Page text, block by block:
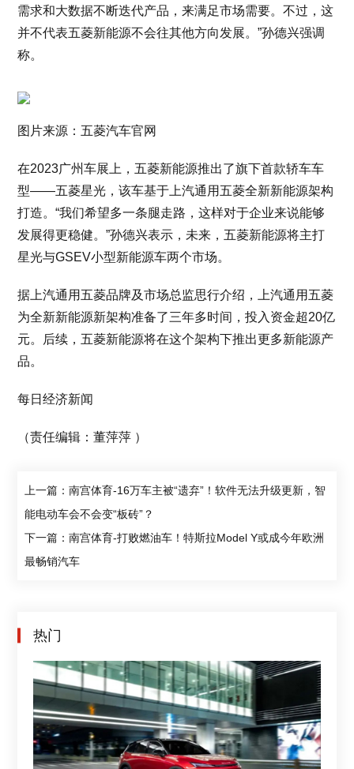
需求和大数据不断迭代产品，来满足市场需要。不过，这
并不代表五菱新能源不会往其他方向发展。”孙德兴强调
称。
图片来源：五菱汽车官网
在2023广州车展上，五菱新能源推出了旗下首款轿车车
型——五菱星光，该车基于上汽通用五菱全新新能源架构
打造。“我们希望多一条腿走路，这样对于企业来说能够
发展得更稳健。”孙德兴表示，未来，五菱新能源将主打
星光与GSEV小型新能源车两个市场。
据上汽通用五菱品牌及市场总监思行介绍，上汽通用五菱
为全新新能源新架构准备了三年多时间，投入资金超20亿
元。后续，五菱新能源将在这个架构下推出更多新能源产
品。
每日经济新闻
（责任编辑：董萍萍 ）
上一篇：南宫体育-16万车主被“遗弃”！软件无法升级更新，智
能电动车会不会变“板砖”？
下一篇：南宫体育-打败燃油车！特斯拉Model Y或成今年欧洲
最畅销汽车
热门